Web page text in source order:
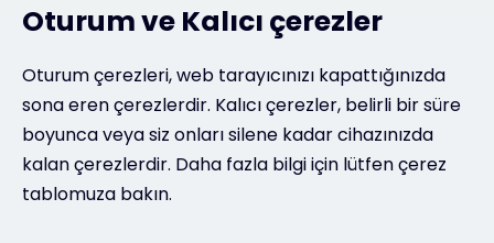
Oturum ve Kalıcı çerezler
Oturum çerezleri, web tarayıcınızı kapattığınızda
sona eren çerezlerdir. Kalıcı çerezler, belirli bir süre
boyunca veya siz onları silene kadar cihazınızda
kalan çerezlerdir. Daha fazla bilgi için lütfen çerez
tablomuza bakın.